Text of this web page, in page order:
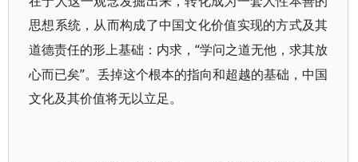
思想系统，从而构成了中国文化价值实现的方式及其
道德责任的形上基础：内求，“学问之道无他，求其放
心而已矣”。丢掉这个根本的指向和超越的基础，中国
文化及其价值将无以立足。